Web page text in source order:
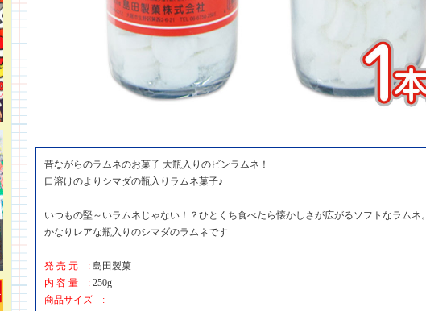
昔ながらのラムネのお菓子 大瓶入りのビンラムネ！
口溶けのよりシマダの瓶入りラムネ菓子♪
いつもの堅～いラムネじゃない！？ひとくち食べたら懐かしさが広がるソフトなラムネ。
かなりレアな瓶入りのシマダのラムネです
発 売 元 : 島田製菓
内 容 量 : 250g
商品サイズ :